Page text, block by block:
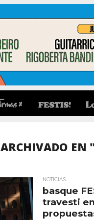
ARCHIVADO EN
NOTICIAS
basque
travesti